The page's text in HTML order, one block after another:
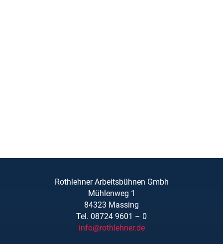
Rothlehner Arbeitsbühnen Gmbh
Mühlenweg 1
84323 Massing
Tel. 08724 9601 – 0
info@rothlehner.de